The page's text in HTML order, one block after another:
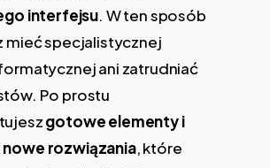
interfejsu. W ten sposób
mieć specjalistycznej
ani zatrudniać
Po prostu
gotowe elementy i
rozwiązania, które